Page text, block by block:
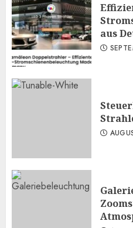
aus